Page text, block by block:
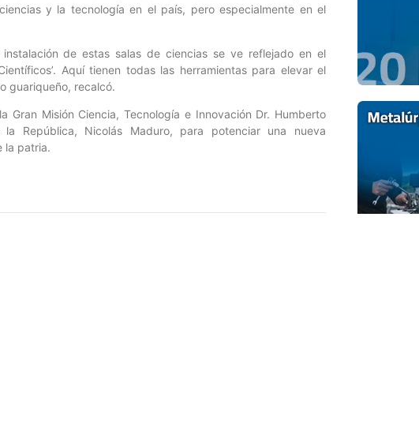
y la tecnología en el país, pero especialmente en el
de estas salas de ciencias se ve reflejado en el
Aquí tienen todas las herramientas para elevar el
guariqueño, recalcó.
Misión Ciencia, Tecnología e Innovación Dr. Humberto
República, Nicolás Maduro, para potenciar una nueva
la patria.